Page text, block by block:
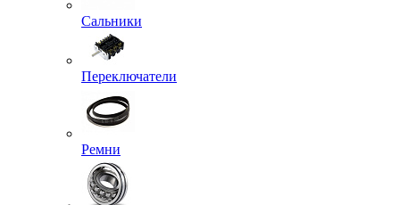
Сальники
Переключатели
Ремни